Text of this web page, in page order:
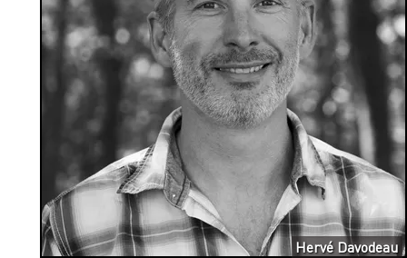
Hervé Davodeau